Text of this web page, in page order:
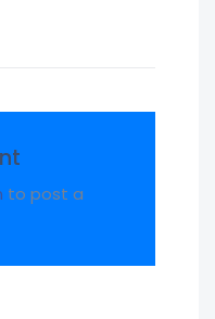
to post a